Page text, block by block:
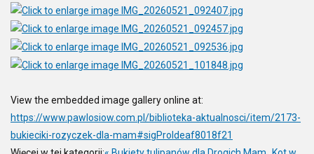
View the embedded image gallery online at:
https://www.pawlosiow.com.pl/biblioteka-aktualnosci/item/2173-
bukieciki-rozyczek-dla-mam#sigProIdeaf8018f21